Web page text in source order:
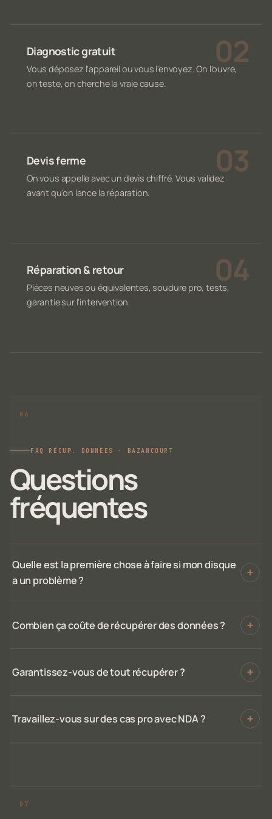
Diagnostic gratuit
Vous déposez l'appareil ou vous l'envoyez. On l'ouvre,
on teste, on cherche la vraie cause.
Devis ferme
On vous appelle avec un devis chiffré. Vous validez
avant qu'on lance la réparation.
Réparation & retour
Pièces neuves ou équivalentes, soudure pro, tests,
garantie sur l'intervention.
FAQ RÉCUP. DONNÉES · BAZANCOURT
Questions
fréquentes
Quelle est la première chose à faire si mon disque
a un problème ?
Combien ça coûte de récupérer des données ?
Garantissez-vous de tout récupérer ?
Travaillez-vous sur des cas pro avec NDA ?